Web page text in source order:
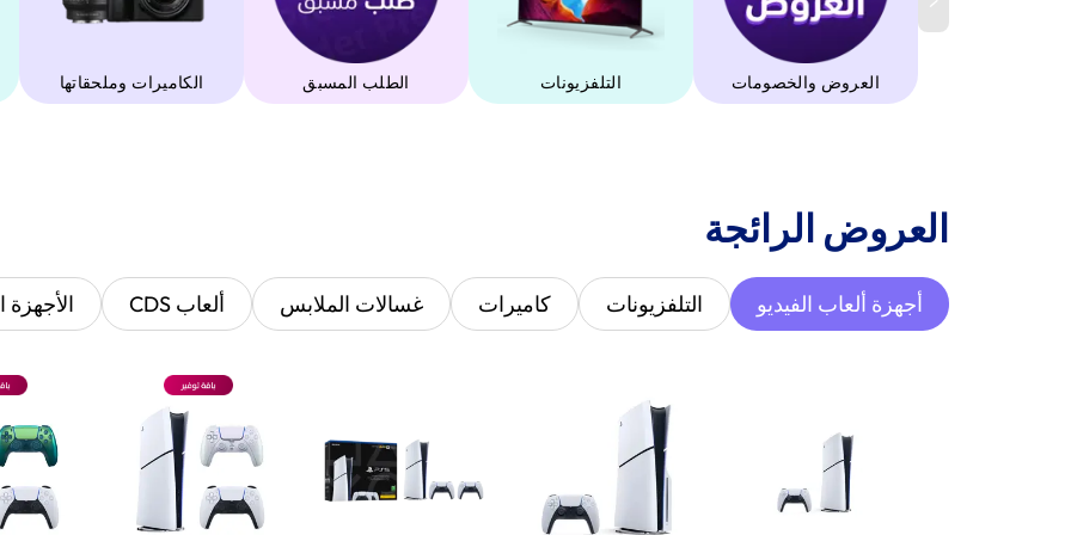
العروض والخصومات التلفزيونات الطلب المسبق ‫الكاميرات وملحقاتها‬
‫العروض الرائجة‬
أجهزة ألعاب الفيديو التلفزيونات كاميرات غسالات الملابس ألعاب CDS الأجهزة